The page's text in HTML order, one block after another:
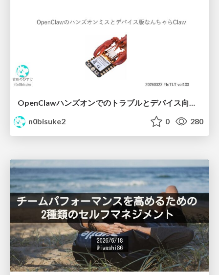
OpenClawハンズオンでのトラブルとデバイス向けなんちゃらクロー #IoTLT vol133
n0bisuke2
0 280